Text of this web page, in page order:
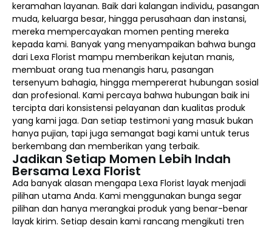
keramahan layanan. Baik dari kalangan individu, pasangan
muda, keluarga besar, hingga perusahaan dan instansi,
mereka mempercayakan momen penting mereka
kepada kami. Banyak yang menyampaikan bahwa bunga
dari Lexa Florist mampu memberikan kejutan manis,
membuat orang tua menangis haru, pasangan
tersenyum bahagia, hingga mempererat hubungan sosial
dan profesional. Kami percaya bahwa hubungan baik ini
tercipta dari konsistensi pelayanan dan kualitas produk
yang kami jaga. Dan setiap testimoni yang masuk bukan
hanya pujian, tapi juga semangat bagi kami untuk terus
berkembang dan memberikan yang terbaik.
Jadikan Setiap Momen Lebih Indah
Bersama Lexa Florist
Ada banyak alasan mengapa Lexa Florist layak menjadi
pilihan utama Anda. Kami menggunakan bunga segar
pilihan dan hanya merangkai produk yang benar-benar
layak kirim. Setiap desain kami rancang mengikuti tren